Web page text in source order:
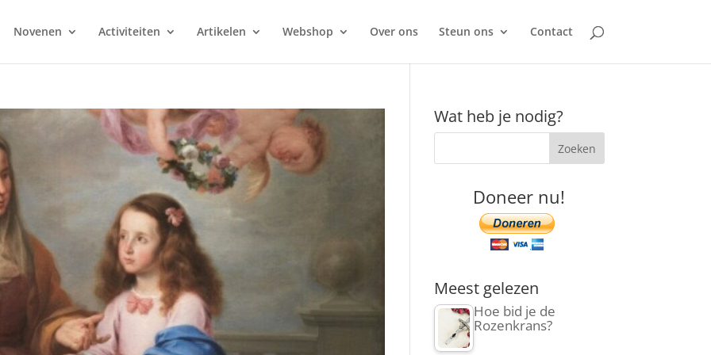
Novenen Activiteiten Artikelen Webshop Over ons Steun ons Contact
Wat heb je nodig?
Doneer nu!
Meest gelezen
Hoe bid je de
Rozenkrans?